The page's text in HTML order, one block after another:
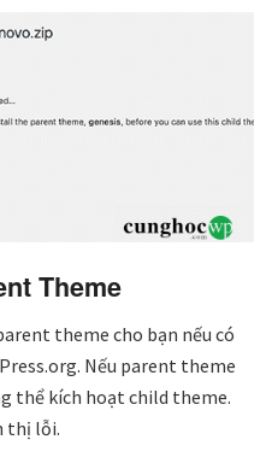
Theme
theme cho bạn nếu có
Nếu parent theme
thể kích hoạt child theme.
thị lỗi.